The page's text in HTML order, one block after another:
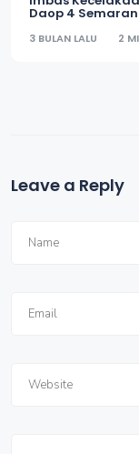
Daop 4
3 BULAN LALU 2
Leave a Reply